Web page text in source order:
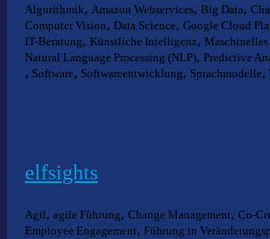
Algorithmik, Amazon Webservices, Big Data,
Computer Vision, Data Science, Google Cloud
IT-Beratung, Künstliche Intelligenz, Maschinelles
Natural Language Processing (NLP), Predictive
, Software, Softwareentwicklung, Sprachmodelle,
elfsights
Agil, agile Führung, Change Management, Co-
Employee Engagement, Führung in